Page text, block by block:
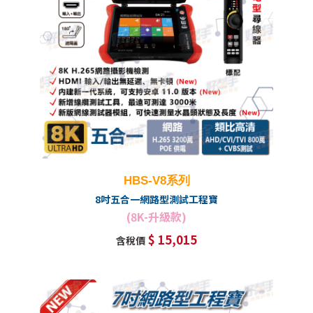
HBS-V8系列
8吋五合一網路型測試工程寶
(8K-升級款)
含稅價 $ 15,015